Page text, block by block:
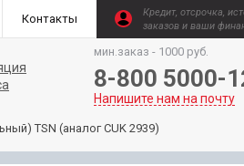
Контакты
Кредит, отсрочка,
заказов и ваши
мин.заказ - 1000 руб.
8-800 5000-
Напишите нам на почту
TSN (аналог CUK 2939)